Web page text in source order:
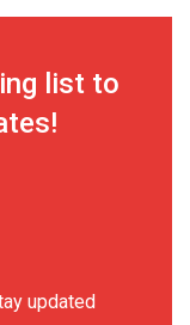
list to
updated